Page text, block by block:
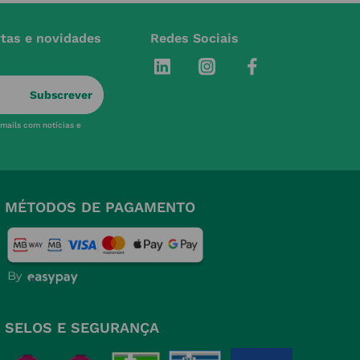
e novidades
Subscrever
com notícias e
Redes Sociais
MÉTODOS DE PAGAMENTO
SELOS E SEGURANÇA